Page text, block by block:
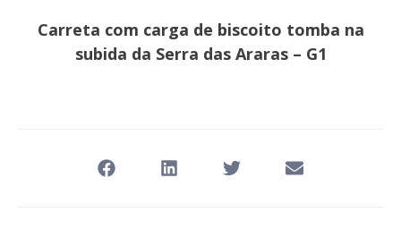
Carreta com carga de biscoito tomba na
subida da Serra das Araras – G1